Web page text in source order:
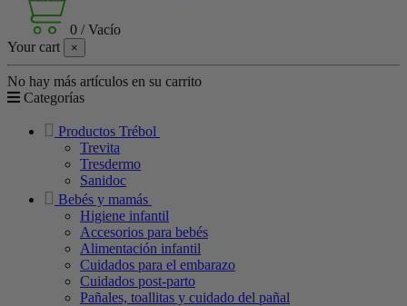
0 /Vacío
Your cart
×
No hay más artículos en su carrito
Categorías
Productos Trébol
Trevita
Tresdermo
Sanidoc
Bebés y mamás
Higiene infantil
Accesorios para bebés
Alimentación infantil
Cuidados para el embarazo
Cuidados post-parto
Pañales, toallitas y cuidado del pañal